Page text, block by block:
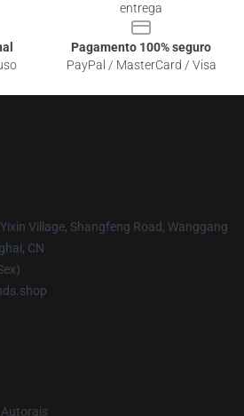
entrega
Pagamento 100% seguro
PayPal / MasterCard / Visa
Village, Shangfeng Road, Wanggang
CN
Autorais